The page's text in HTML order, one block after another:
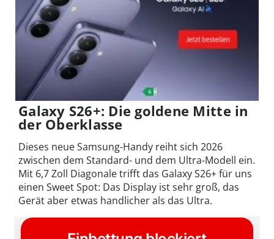
Galaxy S26+: Die goldene Mitte in
der Oberklasse
Dieses neue Samsung-Handy reiht sich 2026
zwischen dem Standard- und dem Ultra-Modell ein.
Mit 6,7 Zoll Diagonale trifft das Galaxy S26+ für uns
einen Sweet Spot: Das Display ist sehr groß, das
Gerät aber etwas handlicher als das Ultra.